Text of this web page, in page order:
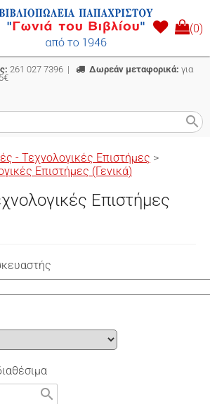
(0)
261 027 7396 | Δωρεάν μεταφορικά: για
search
- Τεχνολογικές Επιστήμες >
Επιστήμες (Γενικά)
Επιστήμες
search